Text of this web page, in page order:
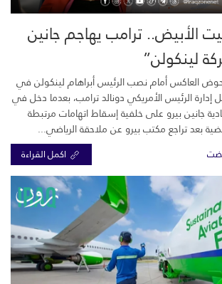
الأبيض.. ترامب يهاجم جانين
لينكولن”
العاكس أمام نصب الرئيس أبراهام لينكولن في
الرئيس الأمريكي دونالد ترامب، بعدما دخل في
جانين بيرو على خلفية إسقاط اتهامات مرتبطة
بعد تراجع مكتب بيرو عن ملاحقة الرياضي...
اكمل القراءة